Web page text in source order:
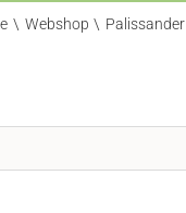
Webshop Palissander